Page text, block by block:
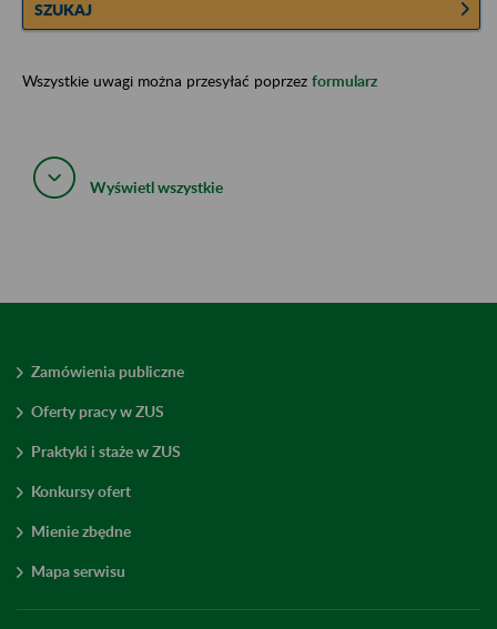
SZUKAJ
Wszystkie uwagi można przesyłać poprzez formularz
Wyświetl wszystkie
Zamówienia publiczne
Oferty pracy w ZUS
Praktyki i staże w ZUS
Konkursy ofert
Mienie zbędne
Mapa serwisu